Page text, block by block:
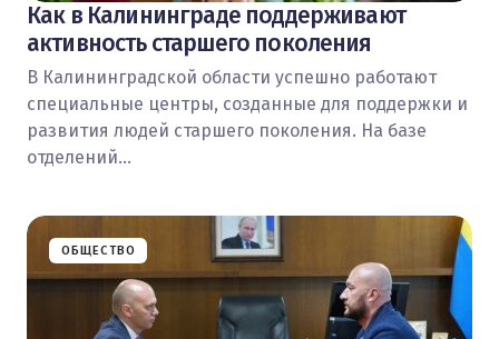
Как в Калининграде поддерживают
активность старшего поколения
В Калининградской области успешно работают
специальные центры, созданные для поддержки и
развития людей старшего поколения. На базе
отделений…
ОБЩЕСТВО